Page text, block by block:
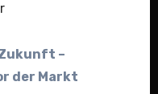
–
der Markt